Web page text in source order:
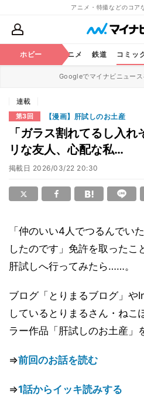
アニメ・特撮などのコア
ホビー アニメ 鉄道 コミッ
Googleでマイナビニュー
連載
第3回 【漫画】肝試しのお土産
「ガラス割れてるし入
リな友人、心配な私…
掲載日 2026/03/22 20:30
「仲のいい4人でつるんでい
したのです」免許を取ったこ
肝試しへ行ってみたら……。
ブログ「とりまるブログ」
しているとりまるさん・ねこ
ラー作品「肝試しのお土産」
⇒前回のお話を読む
⇒1話からイッキ読みする